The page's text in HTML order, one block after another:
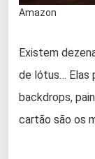
Amazon
Existem
de lótus… Elas
backdrops,
cartão são os